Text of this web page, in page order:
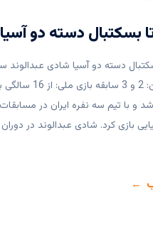
172 پوزیشن: 2 و 3
و با تیم سه نفره ایران در
بازی کرد. شادی عبدالوند در